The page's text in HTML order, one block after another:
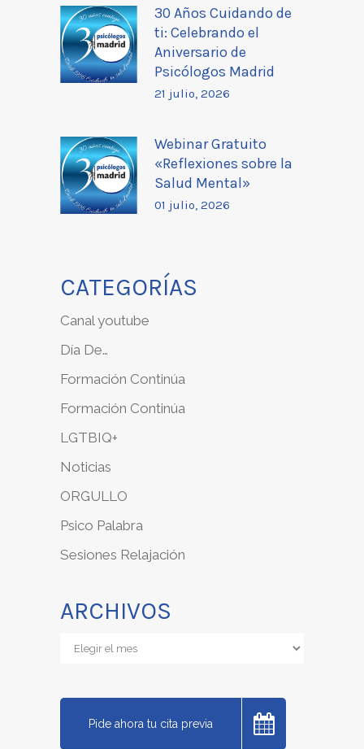
30 Años Cuidando de
ti: Celebrando el
Aniversario de
Psicólogos Madrid
21 julio, 2026
Webinar Gratuito
«Reflexiones sobre la
Salud Mental»
01 julio, 2026
CATEGORÍAS
Canal youtube
Día De…
Formación Continúa
Formación Continúa
LGTBIQ+
Noticias
ORGULLO
Psico Palabra
Sesiones Relajación
ARCHIVOS
Archivos
Pide ahora tu cita previa